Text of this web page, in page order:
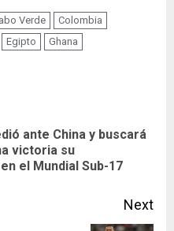
Verde
Colombia
Egipto
Ghana
ante China y buscará
victoria su
el Mundial Sub-17
Next